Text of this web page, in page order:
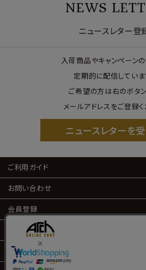
NEWS
ニュースレター登
入荷商品やキャンペーン
定期的に配信していま
ご希望の方は右のボタ
メールアドレスをご登録
ニュースレターを
ご利用ガイド
お問い合わせ
会員登録
会員サービス
特定商取引